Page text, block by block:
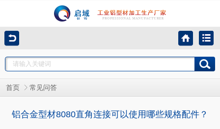
首页 常见问答
铝合金型材8080直角连接可以使用哪些规格配件？